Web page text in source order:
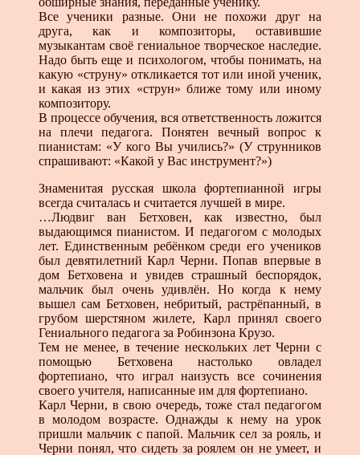
Все ученики разные. Они не похожи друг на
друга, как и композиторы, оставившие
музыкантам своё гениальное творческое наследие.
Надо быть еще и психологом, чтобы понимать, на
какую «струну» откликается тот или иной ученик,
и какая из этих «струн» ближе тому или иному
композитору.
В процессе обучения, вся ответственность ложится
на плечи педагога. Понятен вечный вопрос к
пианистам: «У кого Вы учились?» (У струнников
спрашивают: «Какой у Вас инструмент?»)
Знаменитая русская школа фортепианной игры
всегда считалась и считается лучшей в мире.
…Людвиг ван Бетховен, как известно, был
выдающимся пианистом. И педагогом с молодых
лет. Единственным ребёнком среди его учеников
был девятилетний Карл Черни. Попав впервые в
дом Бетховена и увидев страшный беспорядок,
мальчик был очень удивлён. Но когда к нему
вышел сам Бетховен, небритый, растрёпанный, в
грубом шерстяном жилете, Карл принял своего
Гениального педагога за Робинзона Крузо.
Тем не менее, в течение нескольких лет Черни с
помощью Бетховена настолько овладел
фортепиано, что играл наизусть все сочинения
своего учителя, написанные им для фортепиано.
Карл Черни, в свою очередь, тоже стал педагогом
в молодом возрасте. Однажды к нему на урок
пришли мальчик с папой. Мальчик сел за рояль, и
Черни понял, что сидеть за роялем он не умеет, и